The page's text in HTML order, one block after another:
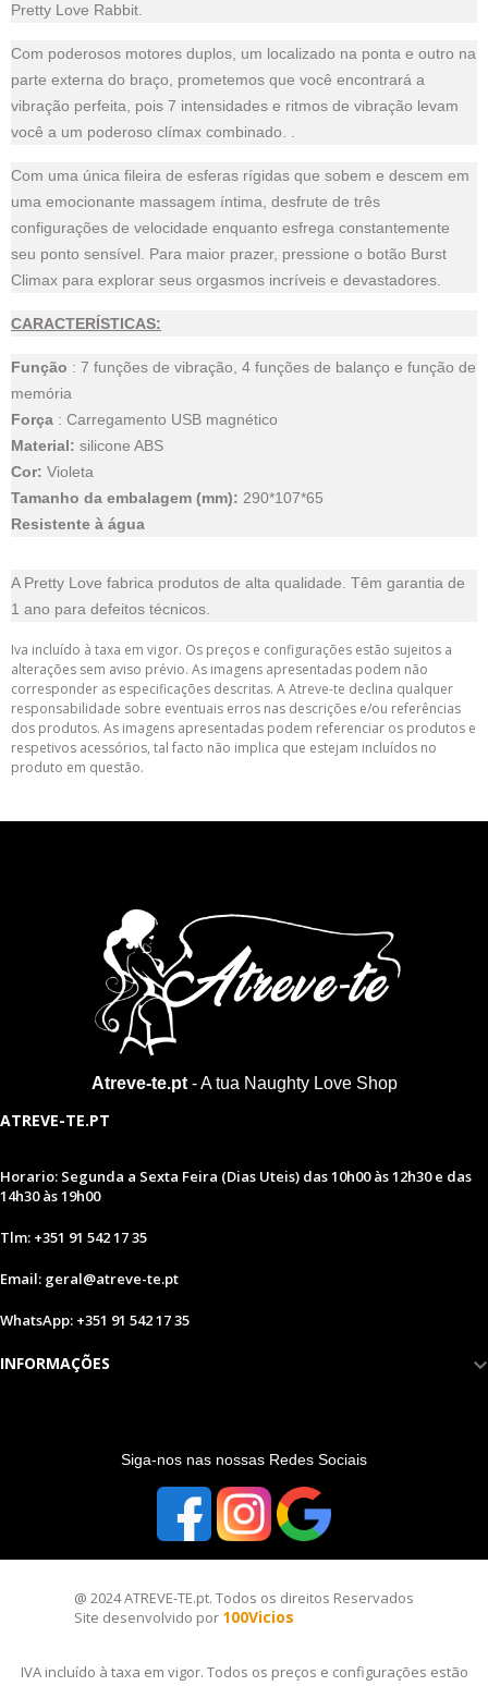
Pretty Love Rabbit.
Com poderosos motores duplos, um localizado na ponta e outro na
parte externa do braço, prometemos que você encontrará a
vibração perfeita, pois 7 intensidades e ritmos de vibração levam
você a um poderoso clímax combinado. .
Com uma única fileira de esferas rígidas que sobem e descem em
uma emocionante massagem íntima, desfrute de três
configurações de velocidade enquanto esfrega constantemente
seu ponto sensível. Para maior prazer, pressione o botão Burst
Climax para explorar seus orgasmos incríveis e devastadores.
CARACTERÍSTICAS:
Função : 7 funções de vibração, 4 funções de balanço e função de
memória
Força : Carregamento USB magnético
Material: silicone ABS
Cor: Violeta
Tamanho da embalagem (mm): 290*107*65
Resistente à água
A Pretty Love fabrica produtos de alta qualidade. Têm garantia de
1 ano para defeitos técnicos.
Iva incluído à taxa em vigor. Os preços e configurações estão sujeitos a
alterações sem aviso prévio. As imagens apresentadas podem não
corresponder as especificações descritas. A Atreve-te declina qualquer
responsabilidade sobre eventuais erros nas descrições e/ou referências
dos produtos. As imagens apresentadas podem referenciar os produtos e
respetivos acessórios, tal facto não implica que estejam incluídos no
produto em questão.
Atreve-te.pt- A tua Naughty Love Shop
ATREVE-TE.PT
Horario: Segunda a Sexta Feira (Dias Uteis) das 10h00 às 12h30 e das
14h30 às 19h00
Tlm: +351 91 542 17 35
Email: geral@atreve-te.pt
WhatsApp: +351 91 542 17 35
INFORMAÇÕES
Siga-nos nas nossas Redes Sociais
@ 2024 ATREVE-TE.pt. Todos os direitos Reservados
Site desenvolvido por 100Vicios
IVA incluído à taxa em vigor. Todos os preços e configurações estão